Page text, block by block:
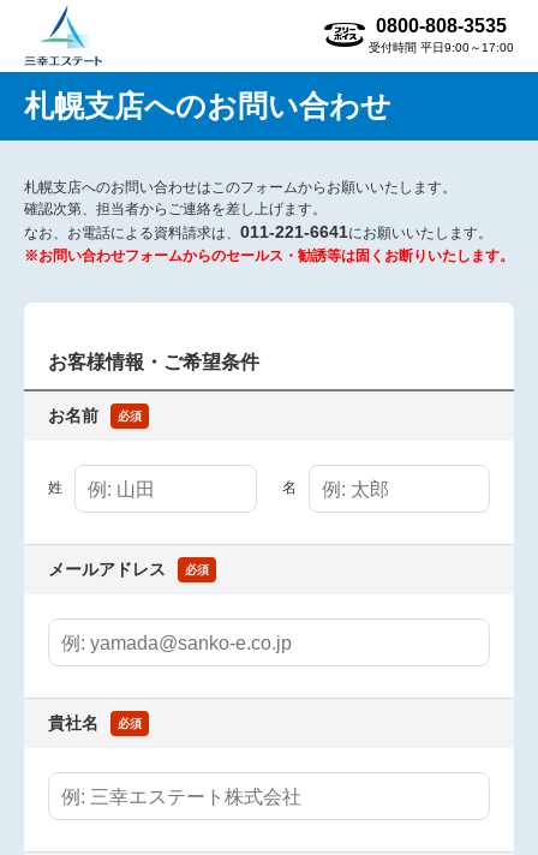
0800-808-3535
受付時間 平日9:00～17:00
札幌支店へのお問い合わせ
札幌支店へのお問い合わせはこのフォームからお願いいたします。
確認次第、担当者からご連絡を差し上げます。
なお、お電話による資料請求は、 011-221-6641にお願いいたします。
※お問い合わせフォームからのセールス・勧誘等は固くお断りいたします。
お客様情報・ご希望条件
お名前 必須
姓 名
メールアドレス 必須
貴社名 必須